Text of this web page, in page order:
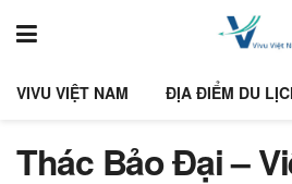
VIVU VIỆT NAM ĐỊA ĐIỂM DU
Thác Bảo Đại –